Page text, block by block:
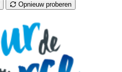
Opnieuw proberen